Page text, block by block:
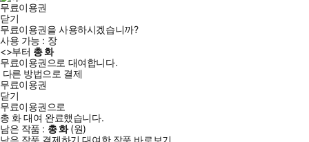
무료이용권
닫기
무료이용권을 사용하시겠습니까?
사용 가능 : 장
<>부터 총화
무료이용권으로 대여합니다.
다른 방법으로 결제
무료이용권
닫기
무료이용권으로
총 화대여 완료했습니다.
남은 작품 : 총화(원)
남은 작품 결제하기 대여한 작품 바로보기